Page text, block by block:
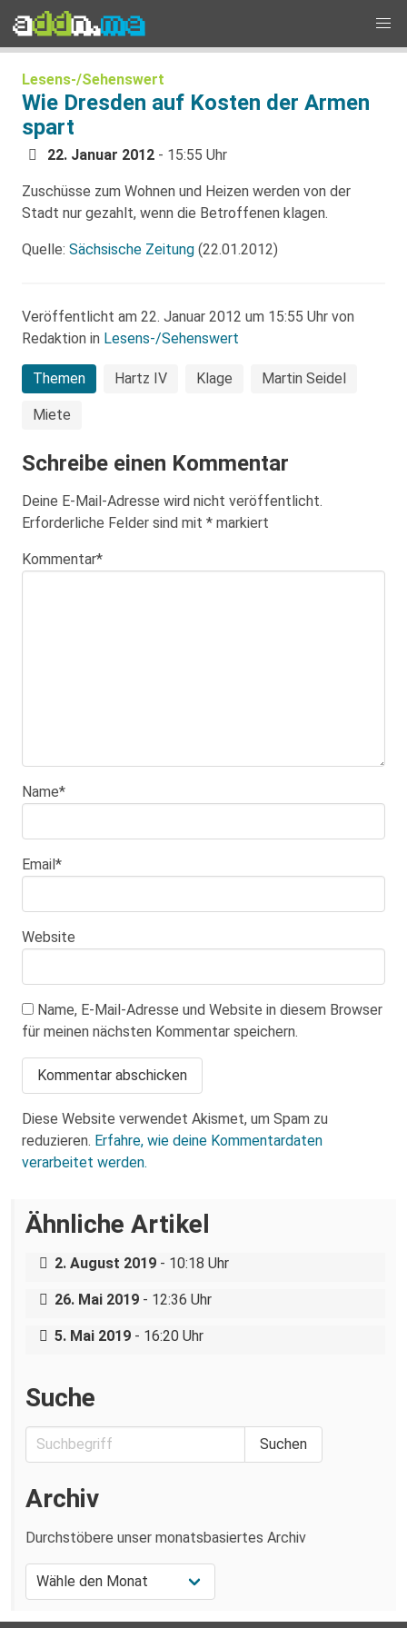
Lesens-/Sehenswert
Wie Dresden auf Kosten der Armen
spart
22. Januar 2012 - 15:55 Uhr
Zuschüsse zum Wohnen und Heizen werden von der
Stadt nur gezahlt, wenn die Betroffenen klagen.
Quelle: Sächsische Zeitung (22.01.2012)
Veröffentlicht am 22. Januar 2012 um 15:55 Uhr von
Redaktion in Lesens-/Sehenswert
Themen Hartz IV Klage Martin Seidel
Miete
Schreibe einen Kommentar
Deine E-Mail-Adresse wird nicht veröffentlicht.
Erforderliche Felder sind mit * markiert
Kommentar*
Name*
Email*
Website
Name, E-Mail-Adresse und Website in diesem Browser
für meinen nächsten Kommentar speichern.
Diese Website verwendet Akismet, um Spam zu
reduzieren. Erfahre, wie deine Kommentardaten
verarbeitet werden.
Ähnliche Artikel
2. August 2019 - 10:18 Uhr
Filmvorführung „Mietrebellen“ mit
anschließender Podiumsdiskussion
26. Mai 2019 - 12:36 Uhr
5. Mai 2019 - 16:20 Uhr
Suche
Archiv
Durchstöbere unser monatsbasiertes Archiv